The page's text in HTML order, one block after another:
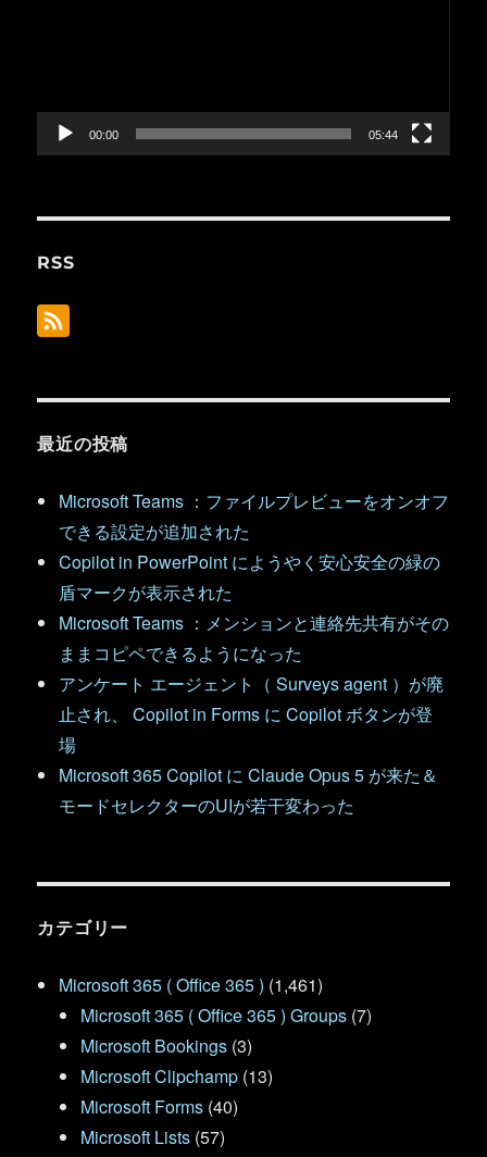
ー
00:00 05:44
RSS
最近の投稿
Microsoft Teams ：ファイルプレビューをオンオフ
できる設定が追加された
Copilot in PowerPoint にようやく安心安全の緑の
盾マークが表示された
Microsoft Teams ：メンションと連絡先共有がその
ままコピペできるようになった
アンケート エージェント（ Surveys agent ）が廃
止され、 Copilot in Forms に Copilot ボタンが登
場
Microsoft 365 Copilot に Claude Opus 5 が来た＆
モードセレクターのUIが若干変わった
カテゴリー
Microsoft 365 ( Office 365 ) (1,461)
Microsoft 365 ( Office 365 ) Groups (7)
Microsoft Bookings (3)
Microsoft Clipchamp (13)
Microsoft Forms (40)
Microsoft Lists (57)